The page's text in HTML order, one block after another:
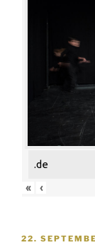
.de
«
‹
22.